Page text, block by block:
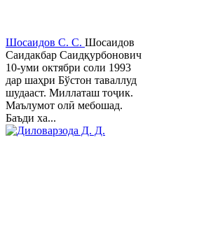
Шосаидов С. С. Шосаидов
Саидакбар Саидқурбонович
10-уми октябри соли 1993
дар шаҳри Бўстон таваллуд
шудааст. Миллаташ тоҷик.
Маълумот олӣ мебошад.
Баъди ха...